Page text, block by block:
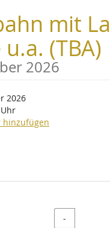
mit La
(TBA)
2026
2026
Uhr
hinzufügen
Menge
-